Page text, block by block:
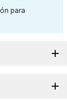
para